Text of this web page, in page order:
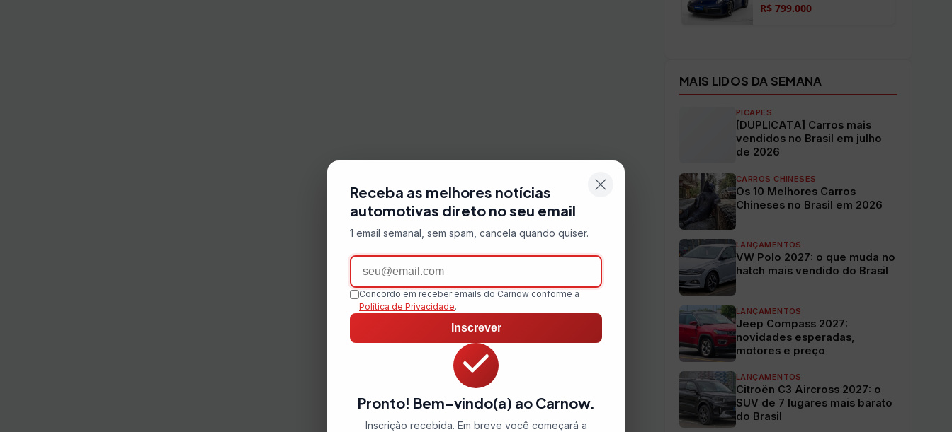
R$ 799.000
MAIS LIDOS DA SEMANA
PICAPES
[DUPLICATA] Carros mais
vendidos no Brasil em julho
de 2026
CARROS CHINESES
Os 10 Melhores Carros
Chineses no Brasil em 2026
LANÇAMENTOS
VW Polo 2027: o que muda no
hatch mais vendido do Brasil
LANÇAMENTOS
Jeep Compass 2027:
novidades esperadas,
motores e preço
LANÇAMENTOS
Citroën C3 Aircross 2027: o
SUV de 7 lugares mais barato
do Brasil
Receba as melhores notícias
automotivas direto no seu email
1 email semanal, sem spam, cancela quando quiser.
Email
Concordo em receber emails do Carnow conforme a
Política de Privacidade.
Inscrever
Pronto! Bem-vindo(a) ao Carnow.
Inscrição recebida. Em breve você começará a